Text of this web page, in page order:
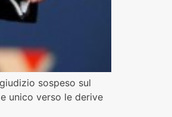
sospeso sul
unico verso le derive